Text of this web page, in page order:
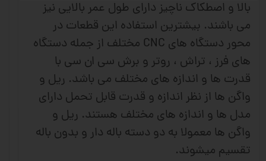
بالا و اصطکاک ناچیز دارای طول عمر بالایی نیز
می باشند. بیشترین استفاده این قطعات در
محور دستگاه های CNC مختلف از جمله دستگاه
های فرز ، تراش ، روتر و برش سی ان سی با
قدرت ها و اندازه های مختلف می باشد. ریل و
واگن ها از نظر اندازه و قدرت قابل تحمل دارای
مدل ها و اندازه های مختلف هستند. ریل و
واگن ها معمولا به دو دسته باله دار و بدون باله
تقسیم میشوند.